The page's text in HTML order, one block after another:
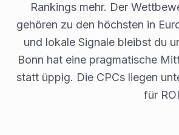
Rankings mehr. Der
gehören zu den höchsten in
und lokale Signale bleibst du
Bonn hat eine pragmatische
statt üppig. Die CPCs liegen
für